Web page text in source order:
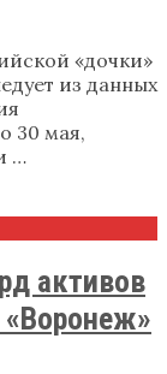
«дочки»
из данных
30 мая,
…
активов
«Воронеж»